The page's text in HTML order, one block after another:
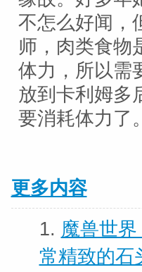
不怎么好闻，
师，肉类食物
体力，所以需
放到卡利姆多
要消耗体力了
更多内容
1. 魔兽世
常精致的石